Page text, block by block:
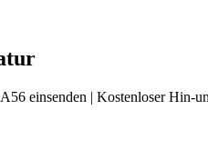
einsenden | Kostenloser Hin-